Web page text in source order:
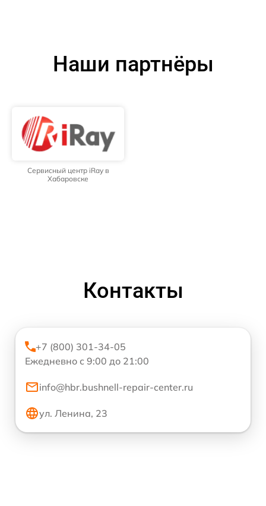
Наши партнёры
Сервисный центр iRay в
Хабаровске
Контакты
+7 (800) 301-34-05
Ежедневно с 9:00 до 21:00
info@hbr.bushnell-repair-center.ru
ул. Ленина, 23